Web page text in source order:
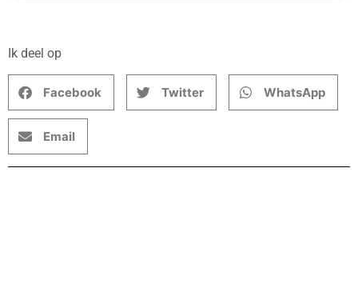
Ik deel op
Facebook Twitter WhatsApp
Email